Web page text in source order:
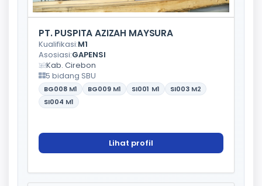
PT. PUSPITA AZIZAH MAYSURA
Kualifikasi:M1
Asosiasi:GAPENSI
Kab. Cirebon
5 bidang SBU
BG008 M1 BG009 M1 SI001 M1 SI003 M2
SI004 M1
Lihat profil